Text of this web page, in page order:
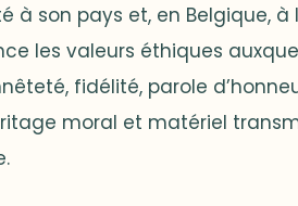
à son pays et, en Belgique,
les valeurs éthiques
fidélité, parole
moral et matériel